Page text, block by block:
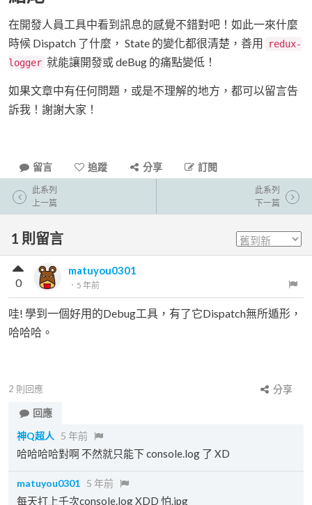
在開發人員工具中看到訊息的感覺不錯對吧！如此一來什麼
時候 Dispatch 了什麼， State 的變化都很清楚，善用
redux-
logger 就能讓開發或 deBug 的痛點變低！
如果文章中有任何問題，或是不理解的地方，都可以留言告
訴我！謝謝大家！
留言 追蹤 分享 訂閱
此系列
上一篇
此系列
下一篇
1 則留言
matuyou0301
． 5 年前
0
哇! 學到一個好用的Debug工具，有了它Dispatch無所遁形，
哈哈哈。
2 則回應
分享
回應
神Q超人
5 年前
哈哈哈哈對啊 不然就只能下 console.log 了 XD
matuyou0301 5 年前
每天打上千次console.log XDD 怕.jpg